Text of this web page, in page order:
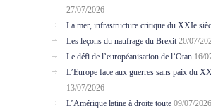
27/07/2026
La mer, infrastructure critique du XXIe
Les leçons du naufrage du Brexit 20/07/
Le défi de l’européanisation de l’Otan 16/
L’Europe face aux guerres sans paix du
13/07/2026
L’Amérique latine à droite toute 09/07/2026